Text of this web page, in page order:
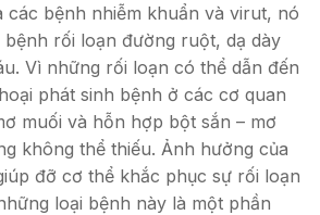
các bệnh nhiễm khuẩn và virut, nó
rối loạn đường ruột, dạ dày
Vì những rối loạn có thể dẫn đến
phát sinh bệnh ở các cơ quan
muối và hỗn hợp bột sắn – mơ
không thể thiếu. Ảnh hưởng của
đỡ cơ thể khắc phục sự rối loạn
loại bệnh này là một phần